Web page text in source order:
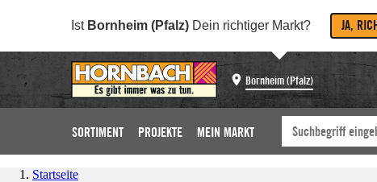
Ist Bornheim (Pfalz) Dein richtiger Markt? JA,
Bornheim (Pfalz)
SORTIMENT PROJEKTE MEIN MARKT
Startseite